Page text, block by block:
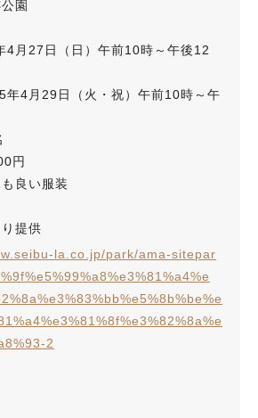
園
4月27日（日）午前10時～午後12
年4月29日（火・祝）午前10時～午
円
良い服装
提供
la.co.jp/park/ama-sitepar
2